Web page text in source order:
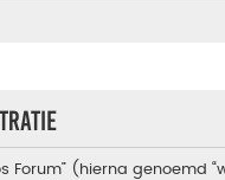
Forum” (hierna genoemd